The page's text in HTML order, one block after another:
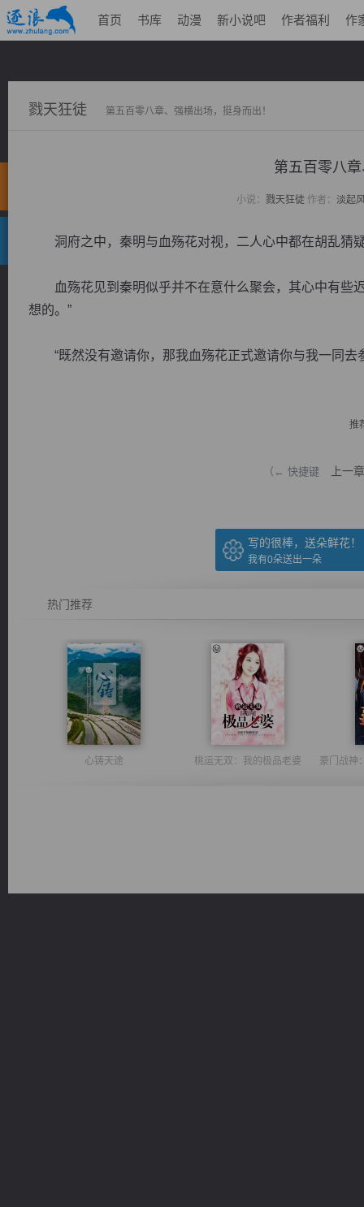
首页 书库 动漫 新小说吧 作者福利 作
戮天狂徒 第五百零八章、强横出场，挺身而出！
第五百零八
小说： 戮天狂徒作者： 淡起
洞府之中，秦明与血殇花对视，二人心中都在胡乱猜
血殇花见到秦明似乎并不在意什么聚会，其心中有些
想的。”
“既然没有邀请你，那我血殇花正式邀请你与我一同去
推
（← 快捷键 上一章
写的很棒，送朵鲜花！
我有0朵送出一朵
热门推荐
心铸天途 桃运无双：我的极品老婆